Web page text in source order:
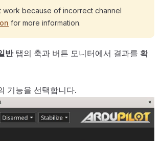
because of incorrect channel
for more information.
반탭의 축과 버튼 모니터에서 결과를 확
기능을 선택합니다.